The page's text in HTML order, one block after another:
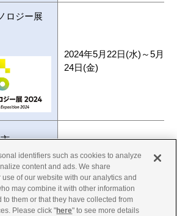
ロジー展
2024年5月22日(水)～5月
24日(金)
2024年5月16日(木)～5月
18日(土)
identifiers such as cookies to analyze
content and ads. We share
of our website with our analytics and
may combine it with other information
to them or that they have collected from
Please click "here" to see more details